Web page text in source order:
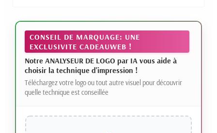
CONSEIL DE MARQUAGE: UNE
EXCLUSIVITE CADEAUWEB !
Notre ANALYSEUR DE LOGO par IA vous aide à
choisir la technique d'impression !
Téléchargez votre logo ou tout autre visuel pour découvrir
quelle technique est conseillée